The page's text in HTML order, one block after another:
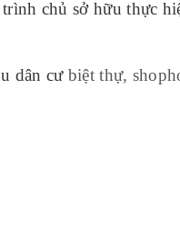
chủ sở hữu thực
dân cư biệt thự,